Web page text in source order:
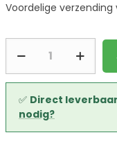
Voordelige
✅ Direct
nodig?